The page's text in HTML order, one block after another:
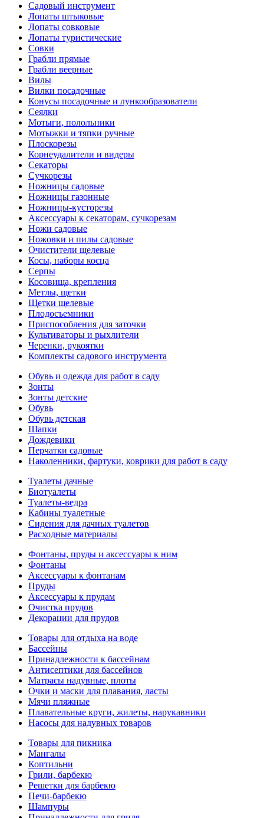
Садовый инструмент
Лопаты штыковые
Лопаты совковые
Лопаты туристические
Совки
Грабли прямые
Грабли веерные
Вилы
Вилки посадочные
Конусы посадочные и лункообразователи
Сеялки
Мотыги, полольники
Мотыжки и тяпки ручные
Плоскорезы
Корнеудалители и видеры
Секаторы
Сучкорезы
Ножницы садовые
Ножницы газонные
Ножницы-кусторезы
Аксессуары к секаторам, сучкорезам
Ножи садовые
Ножовки и пилы садовые
Очистители щелевые
Косы, наборы косца
Серпы
Косовища, крепления
Метлы, щетки
Щетки щелевые
Плодосъемники
Приспособления для заточки
Культиваторы и рыхлители
Черенки, рукоятки
Комплекты садового инструмента
Обувь и одежда для работ в саду
Зонты
Зонты детские
Обувь
Обувь детская
Шапки
Дождевики
Перчатки садовые
Наколенники, фартуки, коврики для работ в саду
Туалеты дачные
Биотуалеты
Туалеты-ведра
Кабины туалетные
Сидения для дачных туалетов
Расходные материалы
Фонтаны, пруды и аксессуары к ним
Фонтаны
Аксессуары к фонтанам
Пруды
Аксессуары к прудам
Очистка прудов
Декорации для прудов
Товары для отдыха на воде
Бассейны
Принадлежности к бассейнам
Антисептики для бассейнов
Матраcы надувные, плоты
Очки и маски для плавания, ласты
Мячи пляжные
Плавательные круги, жилеты, нарукавники
Насосы для надувных товаров
Товары для пикника
Мангалы
Коптильни
Грили, барбекю
Решетки для барбекю
Печи-барбекю
Шампуры